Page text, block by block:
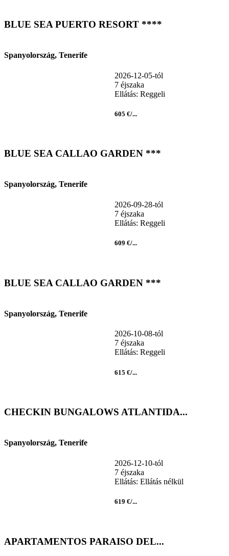
BLUE SEA PUERTO RESORT ****
Spanyolország, Tenerife
2026-12-05-tól
7 éjszaka
Ellátás: Reggeli
605 €/...
BLUE SEA CALLAO GARDEN ***
Spanyolország, Tenerife
2026-09-28-tól
7 éjszaka
Ellátás: Reggeli
609 €/...
BLUE SEA CALLAO GARDEN ***
Spanyolország, Tenerife
2026-10-08-tól
7 éjszaka
Ellátás: Reggeli
615 €/...
CHECKIN BUNGALOWS ATLANTIDA...
Spanyolország, Tenerife
2026-12-10-tól
7 éjszaka
Ellátás: Ellátás nélkül
619 €/...
APARTAMENTOS PARAISO DEL...